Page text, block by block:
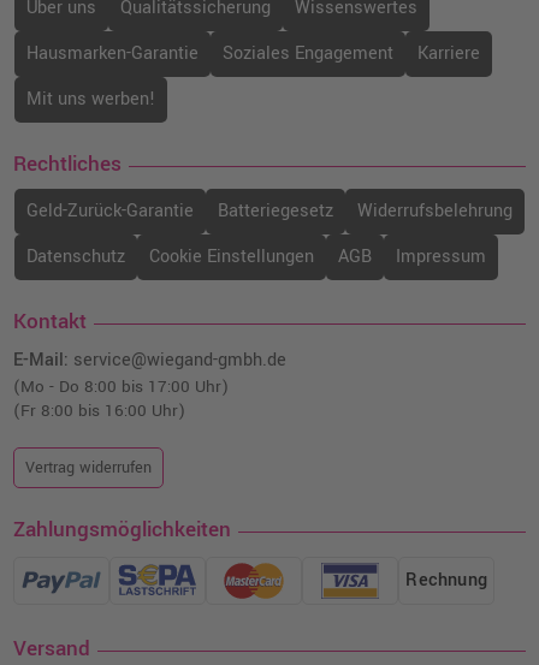
Über uns Qualitätssicherung
Wissenswertes
Hausmarken-Garantie
Soziales Engagement
Karriere
Mit uns werben!
Rechtliches
Geld-Zurück-Garantie Batteriegesetz
Widerrufsbelehrung
Datenschutz
Cookie Einstellungen AGB Impressum
Kontakt
E-Mail: service@wiegand-gmbh.de
(Mo - Do 8:00 bis 17:00 Uhr)
(Fr 8:00 bis 16:00 Uhr)
Vertrag widerrufen
Zahlungsmöglichkeiten
Rechnung
Versand